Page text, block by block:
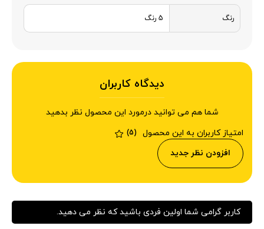
رنگ 5 رنگ
دیدگاه کاربران
شما هم می توانید درمورد این محصول نظر بدهید
امتیاز کاربران به این محصول
(5)
افزودن نظر جدید
کاربر گرامی شما اولین فردی باشید که نظر می دهید.